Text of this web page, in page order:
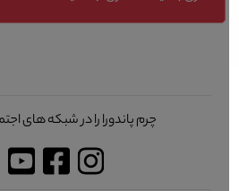
چرم پاندورا را در شبکه های